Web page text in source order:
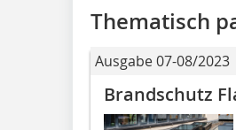
Thematisch
Ausgabe 07-08/2023
Brandschutz